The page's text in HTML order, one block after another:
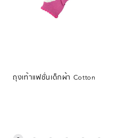
ถุงเท้าแฟชั่นเด็กผ้า Cotton